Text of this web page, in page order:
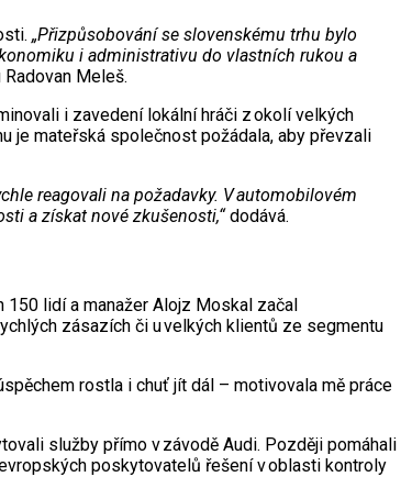
„Přizpůsobování se slovenskému trhu bylo
i administrativu do vlastních rukou a
Meleš.
i zavedení lokální hráči z okolí velkých
je mateřská společnost požádala, aby převzali
reagovali na požadavky. V automobilovém
a získat nové zkušenosti,“dodává.
lidí a manažer Alojz Moskal začal
zásazích či u velkých klientů ze segmentu
rostla i chuť jít dál – motivovala mě práce
služby přímo v závodě Audi. Později pomáhali
poskytovatelů řešení v oblasti kontroly